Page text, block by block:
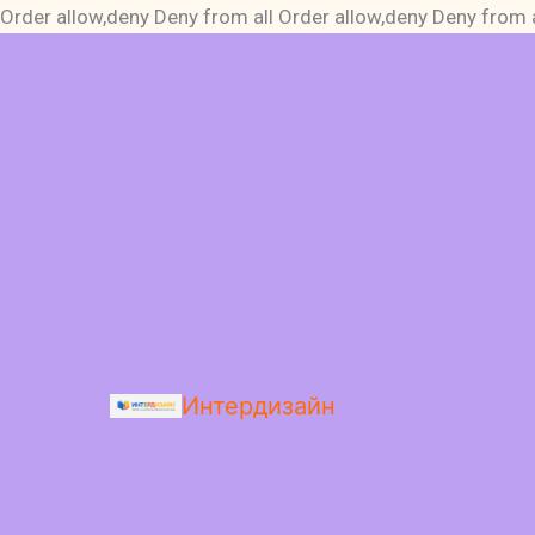
Order allow,deny Deny from all Order allow,deny Deny from
Интердизайн